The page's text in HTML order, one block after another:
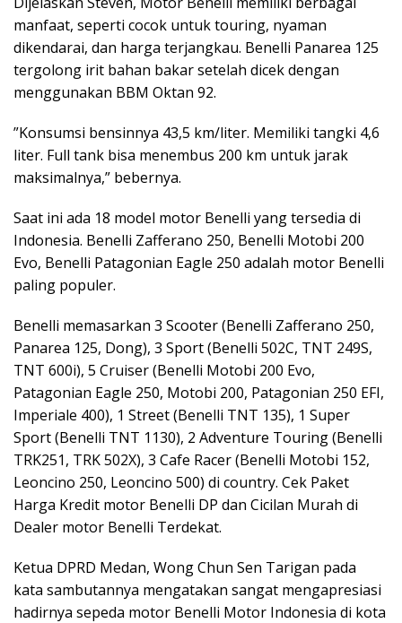
manfaat, seperti cocok untuk touring, nyaman
dikendarai, dan harga terjangkau. Benelli Panarea 125
tergolong irit bahan bakar setelah dicek dengan
menggunakan BBM Oktan 92.
”Konsumsi bensinnya 43,5 km/liter. Memiliki tangki 4,6
liter. Full tank bisa menembus 200 km untuk jarak
maksimalnya,” bebernya.
Saat ini ada 18 model motor Benelli yang tersedia di
Indonesia. Benelli Zafferano 250, Benelli Motobi 200
Evo, Benelli Patagonian Eagle 250 adalah motor Benelli
paling populer.
Benelli memasarkan 3 Scooter (Benelli Zafferano 250,
Panarea 125, Dong), 3 Sport (Benelli 502C, TNT 249S,
TNT 600i), 5 Cruiser (Benelli Motobi 200 Evo,
Patagonian Eagle 250, Motobi 200, Patagonian 250 EFI,
Imperiale 400), 1 Street (Benelli TNT 135), 1 Super
Sport (Benelli TNT 1130), 2 Adventure Touring (Benelli
TRK251, TRK 502X), 3 Cafe Racer (Benelli Motobi 152,
Leoncino 250, Leoncino 500) di country. Cek Paket
Harga Kredit motor Benelli DP dan Cicilan Murah di
Dealer motor Benelli Terdekat.
Ketua DPRD Medan, Wong Chun Sen Tarigan pada
kata sambutannya mengatakan sangat mengapresiasi
hadirnya sepeda motor Benelli Motor Indonesia di kota